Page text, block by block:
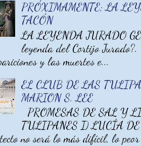
PRÓXIMAMENTE; LA
TACÓN
LA LEYENDA JURADO
leyenda del Cortijo
y las muertes e...
EL CLUB DE LAS
MARION S. LEE
PROMESAS DE SAL Y
TULIPANES I) LUCÍA DE
no será lo más difícil, lo